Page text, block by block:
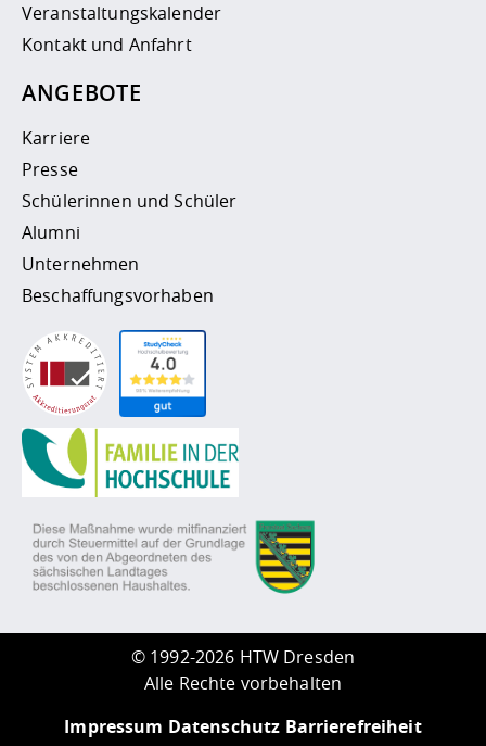
Veranstaltungskalender
Kontakt und Anfahrt
ANGEBOTE
Karriere
Presse
Schülerinnen und Schüler
Alumni
Unternehmen
Beschaffungsvorhaben
© 1992-2026 HTW Dresden
Alle Rechte vorbehalten
Impressum Datenschutz Barrierefreiheit